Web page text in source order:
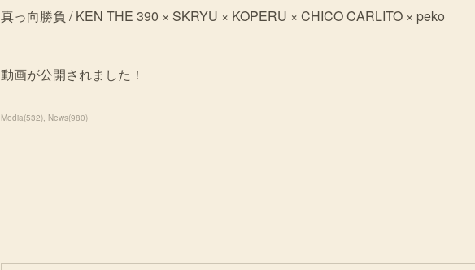
真っ向勝負 / KEN THE 390 × SKRYU × KOPERU × CHICO CARLITO × peko
動画が公開されました！
Media(532) News(980)